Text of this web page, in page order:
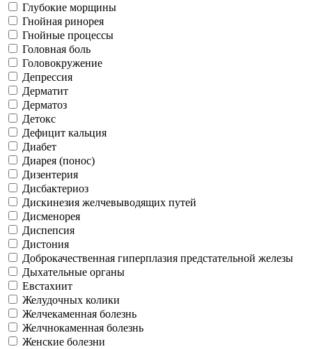
Глубокие морщины
Гнойная ринорея
Гнойные процессы
Головная боль
Головокружение
Депрессия
Дерматит
Дерматоз
Детокс
Дефицит кальция
Диабет
Диарея (понос)
Дизентерия
Дисбактериоз
Дискинезия желчевыводящих путей
Дисменорея
Диспепсия
Дистония
Доброкачественная гиперплазия предстательной железы
Дыхательные органы
Евстахиит
Желудочных колики
Желчекаменная болезнь
Желчнокаменная болезнь
Женские болезни